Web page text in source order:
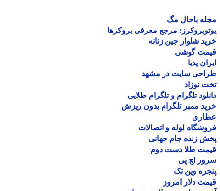
باحال مگ
مرجع معرفی بروکرها
شلوار جین زنانه
گوشی
پدیا
سایت در مشهد
نوزاد
تلگرام و تلگرام طلایی
ممبر تلگرام بدون ریزش
لوله و اتصالات
زنده جام جهانی
طلا دست دوم
اچ پی
وین تک
دلار امروز